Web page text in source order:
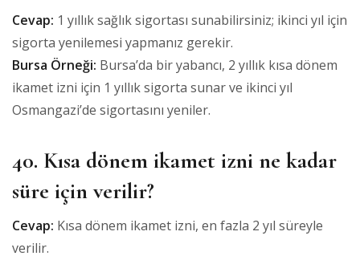
Cevap: 1 yıllık sağlık sigortası sunabilirsiniz; ikinci yıl için
sigorta yenilemesi yapmanız gerekir.
Bursa Örneği: Bursa’da bir yabancı, 2 yıllık kısa dönem
ikamet izni için 1 yıllık sigorta sunar ve ikinci yıl
Osmangazi’de sigortasını yeniler.
40. Kısa dönem ikamet izni ne kadar
süre için verilir?
Cevap: Kısa dönem ikamet izni, en fazla 2 yıl süreyle
verilir.